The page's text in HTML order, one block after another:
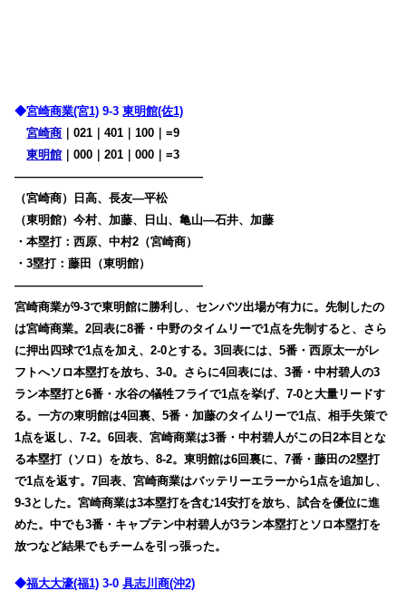
◆宮崎商業(宮1) 9-3東明館(佐1)
宮崎商 ｜021｜401｜100｜=9
東明館 ｜000｜201｜000｜=3
————————————————
（宮崎商）日高、長友―平松
（東明館）今村、加藤、日山、亀山―石井、加藤
・本塁打：西原、中村2（宮崎商）
・3塁打：藤田（東明館）
————————————————
宮崎商業が9-3で東明館に勝利し、センバツ出場が有力に。先制したの
は宮崎商業。2回表に8番・中野のタイムリーで1点を先制すると、さら
に押出四球で1点を加え、2-0とする。3回表には、5番・西原太一がレ
フトへソロ本塁打を放ち、3-0。さらに4回表には、3番・中村碧人の3
ラン本塁打と6番・水谷の犠牲フライで1点を挙げ、7-0と大量リードす
る。一方の東明館は4回裏、5番・加藤のタイムリーで1点、相手失策で
1点を返し、7-2。6回表、宮崎商業は3番・中村碧人がこの日2本目とな
る本塁打（ソロ）を放ち、8-2。東明館は6回裏に、7番・藤田の2塁打
で1点を返す。7回表、宮崎商業はバッテリーエラーから1点を追加し、
9-3とした。宮崎商業は3本塁打を含む14安打を放ち、試合を優位に進
めた。中でも3番・キャプテン中村碧人が3ラン本塁打とソロ本塁打を
放つなど結果でもチームを引っ張った。
◆福大大濠(福1) 3-0具志川商(沖2)